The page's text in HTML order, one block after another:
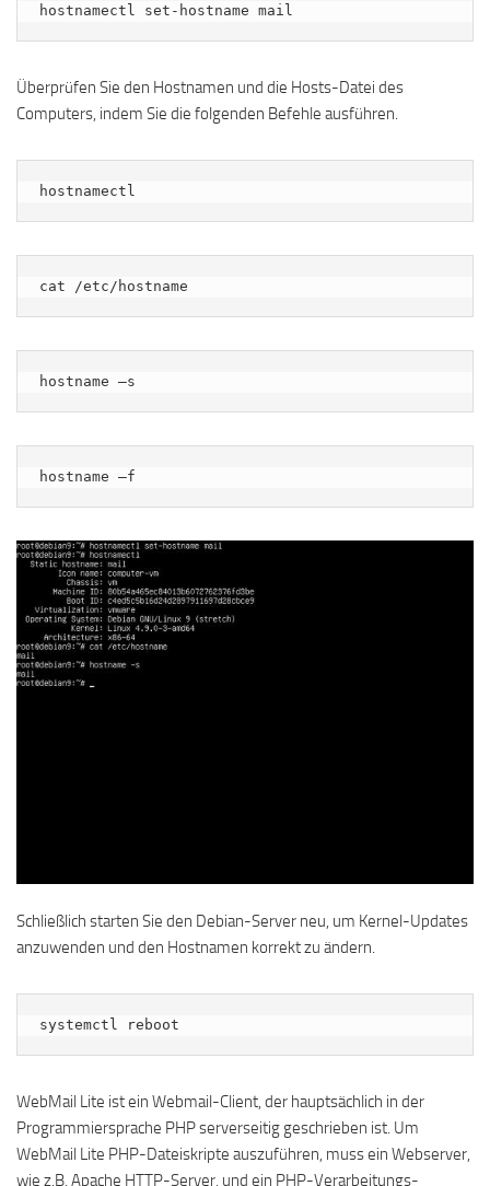
hostnamectl set-hostname mail
Überprüfen Sie den Hostnamen und die Hosts-Datei des
Computers, indem Sie die folgenden Befehle ausführen.
hostnamectl
cat /etc/hostname
hostname –s
hostname –f
Schließlich starten Sie den Debian-Server neu, um Kernel-Updates
anzuwenden und den Hostnamen korrekt zu ändern.
systemctl reboot
WebMail Lite ist ein Webmail-Client, der hauptsächlich in der
Programmiersprache PHP serverseitig geschrieben ist. Um
WebMail Lite PHP-Dateiskripte auszuführen, muss ein Webserver,
wie z.B. Apache HTTP-Server, und ein PHP-Verarbeitungs-